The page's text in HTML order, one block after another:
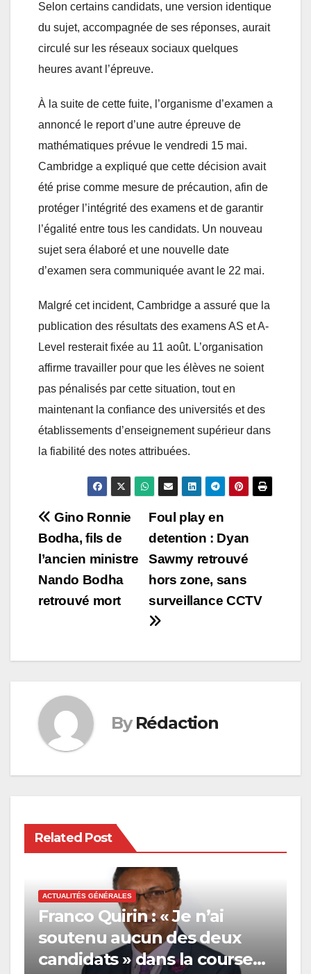
Selon certains candidats, une version identique
du sujet, accompagnée de ses réponses, aurait
circulé sur les réseaux sociaux quelques
heures avant l’épreuve.
À la suite de cette fuite, l’organisme d’examen a
annoncé le report d’une autre épreuve de
mathématiques prévue le vendredi 15 mai.
Cambridge a expliqué que cette décision avait
été prise comme mesure de précaution, afin de
protéger l’intégrité des examens et de garantir
l’égalité entre tous les candidats. Un nouveau
sujet sera élaboré et une nouvelle date
d’examen sera communiquée avant le 22 mai.
Malgré cet incident, Cambridge a assuré que la
publication des résultats des examens AS et A-
Level resterait fixée au 11 août. L’organisation
affirme travailler pour que les élèves ne soient
pas pénalisés par cette situation, tout en
maintenant la confiance des universités et des
établissements d’enseignement supérieur dans
la fiabilité des notes attribuées.
Post
navigation
Foul play en
detention : Dyan
Sawmy retrouvé
hors zone, sans
surveillance CCTV
Gino Ronnie
Bodha, fils de
l’ancien ministre
Nando Bodha
retrouvé mort
By Rédaction
Related Post
ACTUALITÉS GÉNÉRALES
Franco Quirin : « Je n’ai
soutenu aucun des deux
candidats » dans la course